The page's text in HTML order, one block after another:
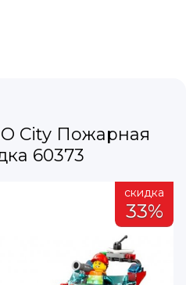
City Пожарная
60373
скидка
33%